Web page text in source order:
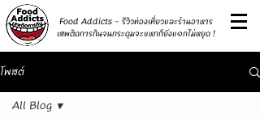
Food Addicts - รีวิวท่องเที่ยวและร้านอาหาร
เสพติดการกินจนกระดุมจะแหกก็ยังแ๑กไม่หยุด !
โพสต์
All Blog